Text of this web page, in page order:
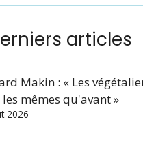
articles
Makin : « Les
mêmes qu'avant »
2026